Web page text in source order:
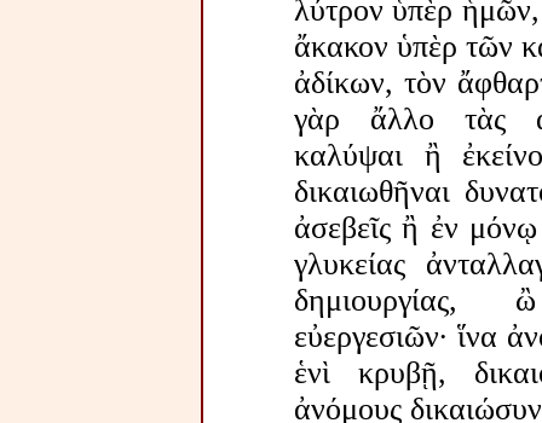
λύτρον ὑπὲρ
ἄκακον ὑπὲρ τῶν
ἀδίκων, τὸν
γὰρ ἄλλο τὰς
καλύψαι ἢ
δικαιωθῆναι
ἀσεβεῖς ἢ ἐν
γλυκείας
εὐεργεσιῶν· ἵνα
ἑνὶ κρυβῇ,
ἀνόμους